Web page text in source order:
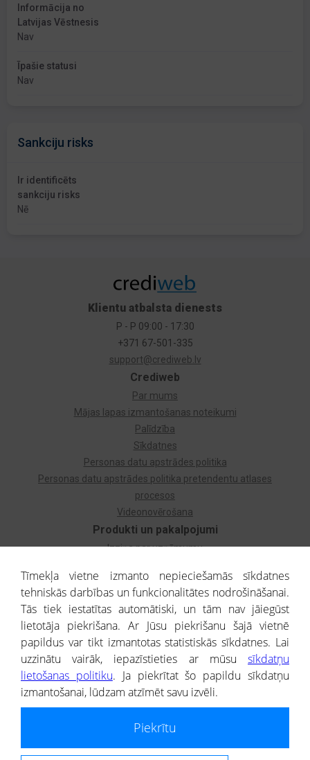
Informācija no
Latvijas Vēstnesis
Nav
Īpašie statusi
Nav
Sankciju risks
Ir identificēts
sankciju risks
Nē
Produkti un pakalpojumi
Izziņa par uzņēmumu
Dzimtas koks
Uzņēmumu atlase
Monitorings
Kredītizziņa par ārvalstu uzņēmumiem
Crediweb
Par mums
Mājas lapas izmantošanas noteikumi
Palīdzība
Sīkdatnes
Personas datu apstrādes politika
Personas datu apstrādes politika pretendentu atlases
procesos
Videonovērošana
Klientu atbalsta dienests
P - P 09:00 - 17:30
+371 67-501-335
support@crediweb.lv
® CREDITREFORM Latvija
SIA
Portāla ietvaros saņemtajai informācijai ir uzziņas raksturs, un tai nav
Tīmekļa vietne izmanto nepieciešamās sīkdatnes
tehniskās darbības un funkcionalitātes nodrošināšanai.
Tās tiek iestatītas automātiski, un tām nav jāiegūst
lietotāja piekrišana. Ar Jūsu piekrišanu šajā vietnē
papildus var tikt izmantotas statistiskās sīkdatnes. Lai
uzzinātu vairāk, iepazīstieties ar mūsu sīkdatņu
lietošanas politiku. Ja piekrītat šo papildu sīkdatņu
izmantošanai, lūdzam atzīmēt savu izvēli.
Piekrītu